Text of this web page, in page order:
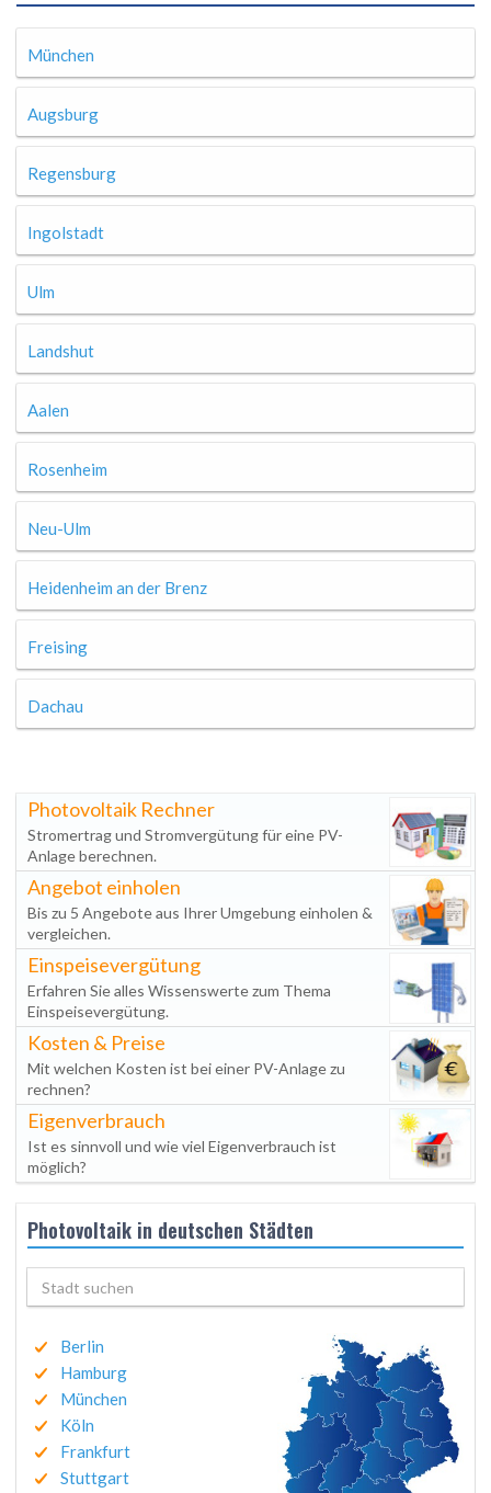
München
Augsburg
Regensburg
Ingolstadt
Ulm
Landshut
Aalen
Rosenheim
Neu-Ulm
Heidenheim an der Brenz
Freising
Dachau
Photovoltaik Rechner
Stromertrag und Stromvergütung für eine PV-
Anlage berechnen.
Angebot einholen
Bis zu 5 Angebote aus Ihrer Umgebung einholen &
vergleichen.
Einspeisevergütung
Erfahren Sie alles Wissenswerte zum Thema
Einspeisevergütung.
Kosten & Preise
Mit welchen Kosten ist bei einer PV-Anlage zu
rechnen?
Eigenverbrauch
Ist es sinnvoll und wie viel Eigenverbrauch ist
möglich?
Photovoltaik in deutschen Städten
Berlin
Hamburg
München
Köln
Frankfurt
Stuttgart